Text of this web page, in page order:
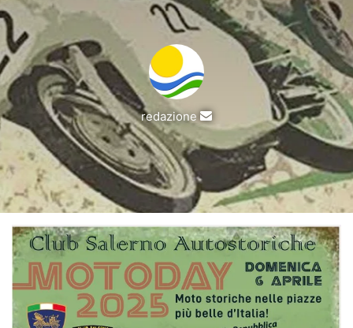
redazione
Invia
un'email